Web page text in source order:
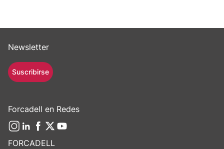
FORCADELL
Newsletter
Suscribirse
Forcadell en Redes